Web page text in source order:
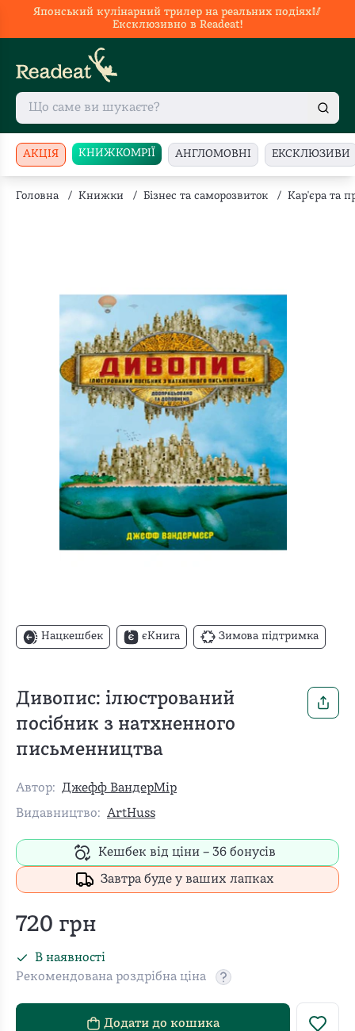
Японський кулінарний трилер на реальних подіях🥢
Ексклюзивно в Readeat!
АКЦІЯ КНИЖКОМРІЇ АНГЛОМОВНІ ЕКСКЛЮЗИВИ
Головна / Книжки / Бізнес та саморозвиток / Кар'єра та
Нацкешбек єКнига Зимова підтримка
Дивопис: ілюстрований
посібник з натхненного
письменництва
Автор: Джефф ВандерМір
Видавництво: ArtHuss
Кешбек від ціни – 36 бонусів
Завтра буде у ваших лапках
720 грн
В наявності
Рекомендована роздрібна ціна
Додати до кошика